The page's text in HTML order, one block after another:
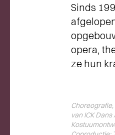
Sinds
opera,
ze hun
van ICK